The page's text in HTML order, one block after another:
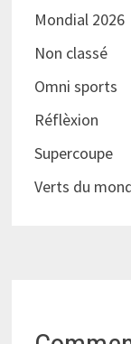
Mondial 2026
Non classé
Omni sports
Réflèxion
Supercoupe
Verts du